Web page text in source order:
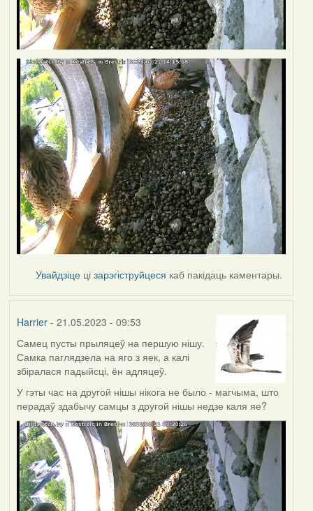
Увайдзіце цізарэгіструйцеся каб пакідаць каментары.
Harrier- 21.05.2023 - 09:53
Самец пусты прыляцеў на першую нішу.
Самка паглядзела на яго з яек, а калі
збіралася падыйсці, ён адляцеў.
У гэты час на другой нішы нікога не было - магчыма, што
перадаў здабычу самцы з другой нішы недзе каля яе?